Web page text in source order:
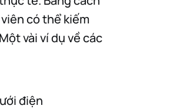
có thể kiếm
vài ví dụ về các
điện